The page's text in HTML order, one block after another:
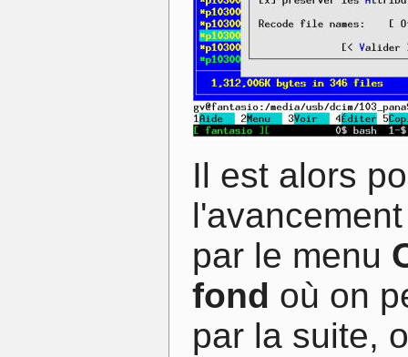
Il est alors
par le menu
fond où on
par la suite,